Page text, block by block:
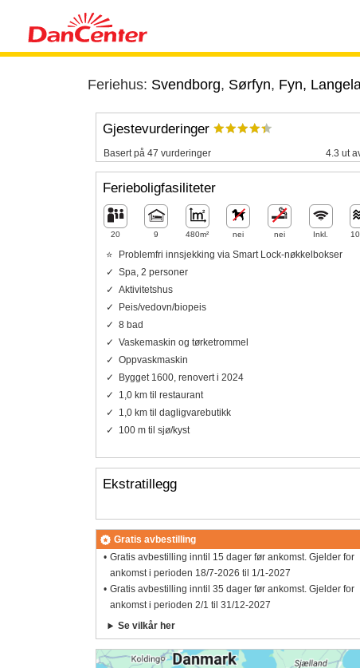
Feriehus: Svendborg, Sørfyn, Fyn,
Gjestevurderinger
Basert på 47 vurderinger 4.3 ut
Ferieboligfasiliteter
20 9 480m² nei nei Inkl.
Problemfri innsjekking via Smart Lock-nøkkelbokser
Spa, 2 personer
Aktivitetshus
Peis/vedovn/biopeis
8 bad
Vaskemaskin og tørketrommel
Oppvaskmaskin
Bygget 1600, renovert i 2024
1,0 km til restaurant
1,0 km til dagligvarebutikk
100 m til sjø/kyst
Ekstratillegg
Gratis avbestilling
Gratis avbestilling inntil 15 dager før ankomst. Gjelder for
ankomst i perioden 18/7-2026 til 1/1-2027
Gratis avbestilling inntil 35 dager før ankomst. Gjelder for
ankomst i perioden 2/1 til 31/12-2027
Se vilkår her